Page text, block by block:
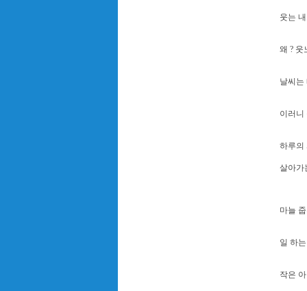
웃는
왜 ? 웃
날씨는
이러니
하루의
살아가
마늘
일 하
작은